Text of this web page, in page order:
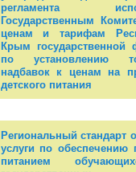
регламента
Государственным
ценам и тарифам
Крым государственной
по установлению
надбавок к ценам на
детского питания
Региональный стандарт
услуги по обеспечению
питанием